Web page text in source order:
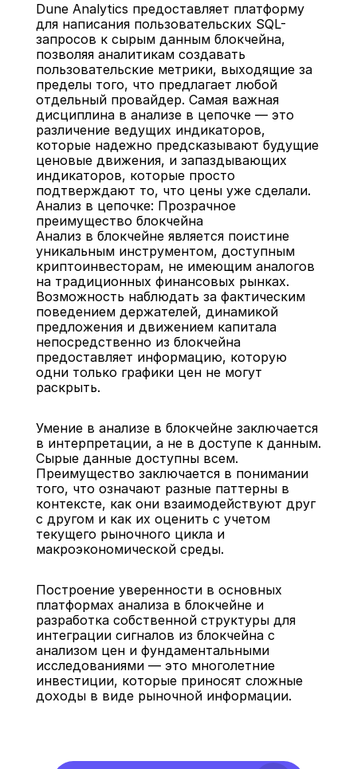
Dune Analytics предоставляет платформу
для написания пользовательских SQL-
запросов к сырым данным блокчейна,
позволяя аналитикам создавать
пользовательские метрики, выходящие за
пределы того, что предлагает любой
отдельный провайдер. Самая важная
дисциплина в анализе в цепочке — это
различение ведущих индикаторов,
которые надежно предсказывают будущие
ценовые движения, и запаздывающих
индикаторов, которые просто
подтверждают то, что цены уже сделали.
Анализ в цепочке: Прозрачное
преимущество блокчейна
Анализ в блокчейне является поистине
уникальным инструментом, доступным
криптоинвесторам, не имеющим аналогов
на традиционных финансовых рынках.
Возможность наблюдать за фактическим
поведением держателей, динамикой
предложения и движением капитала
непосредственно из блокчейна
предоставляет информацию, которую
одни только графики цен не могут
раскрыть.
Умение в анализе в блокчейне заключается
в интерпретации, а не в доступе к данным.
Сырые данные доступны всем.
Преимущество заключается в понимании
того, что означают разные паттерны в
контексте, как они взаимодействуют друг
с другом и как их оценить с учетом
текущего рыночного цикла и
макроэкономической среды.
Построение уверенности в основных
платформах анализа в блокчейне и
разработка собственной структуры для
интеграции сигналов из блокчейна с
анализом цен и фундаментальными
исследованиями — это многолетние
инвестиции, которые приносят сложные
доходы в виде рыночной информации.